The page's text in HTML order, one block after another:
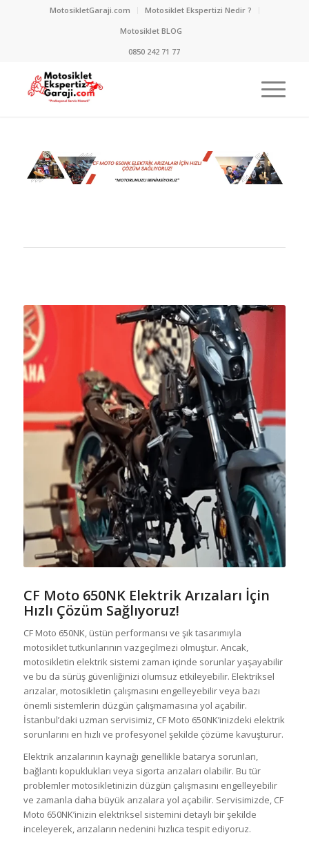
MotosikletGaraji.com
Motosiklet Ekspertizi Nedir ?
Motosiklet BLOG
0850 242 71 77
CF Moto 650NK Elektrik Arızaları İçin
Hızlı Çözüm Sağlıyoruz!
CF Moto 650NK, üstün performansı ve şık tasarımıyla
motosiklet tutkunlarının vazgeçilmezi olmuştur. Ancak,
motosikletin elektrik sistemi zaman içinde sorunlar yaşayabilir
ve bu da sürüş güvenliğinizi olumsuz etkileyebilir. Elektriksel
arızalar, motosikletin çalışmasını engelleyebilir veya bazı
önemli sistemlerin düzgün çalışmamasına yol açabilir.
İstanbul’daki uzman servisimiz, CF Moto 650NK’inizdeki elektrik
sorunlarını en hızlı ve profesyonel şekilde çözüme kavuşturur.
Elektrik arızalarının kaynağı genellikle batarya sorunları,
bağlantı kopuklukları veya sigorta arızaları olabilir. Bu tür
problemler motosikletinizin düzgün çalışmasını engelleyebilir
ve zamanla daha büyük arızalara yol açabilir. Servisimizde, CF
Moto 650NK’inizin elektriksel sistemini detaylı bir şekilde
inceleyerek, arızaların nedenini hızlıca tespit ediyoruz.